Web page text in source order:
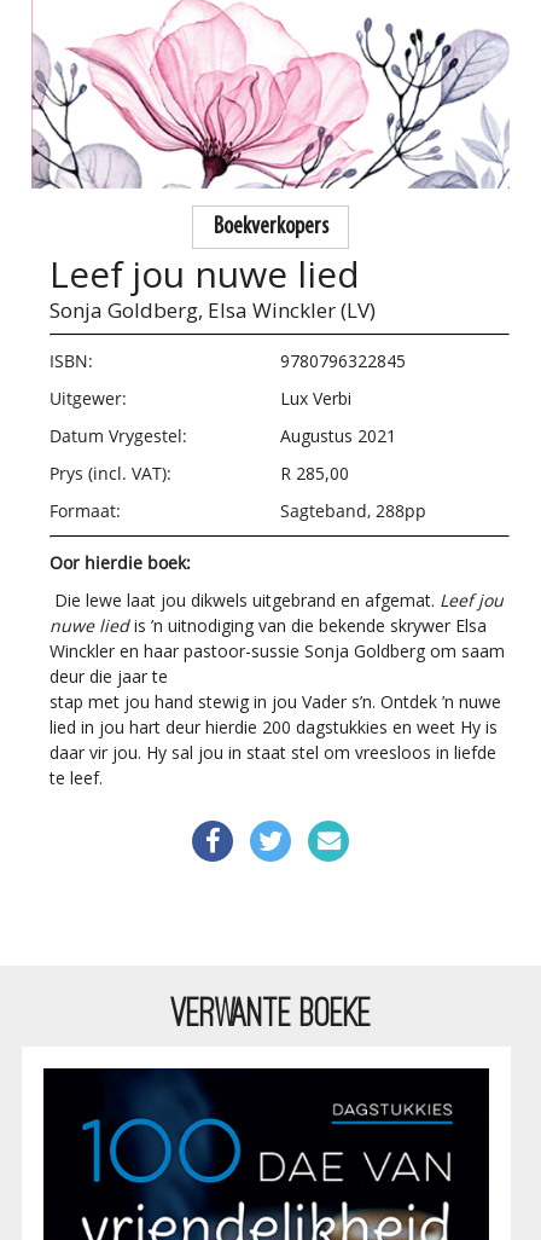
Boekverkopers
Leef jou nuwe lied
Sonja Goldberg, Elsa Winckler (LV)
ISBN:
9780796322845
Uitgewer:
Lux Verbi
Datum Vrygestel:
Augustus 2021
Prys (incl. VAT):
R 285,00
Formaat:
Sagteband, 288pp
Oor hierdie boek:
Die lewe laat jou dikwels uitgebrand en afgemat. Leef jou
nuwe liedis ’n uitnodiging van die bekende skrywer Elsa
Winckler en haar pastoor-sussie Sonja Goldberg om saam
deur die jaar te
stap met jou hand stewig in jou Vader s’n. Ontdek ’n nuwe
lied in jou hart deur hierdie 200 dagstukkies en weet Hy is
daar vir jou. Hy sal jou in staat stel om vreesloos in liefde
te leef.
VERWANTE BOEKE